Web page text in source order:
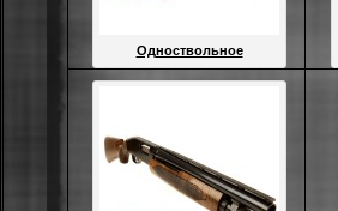
Одноствольное